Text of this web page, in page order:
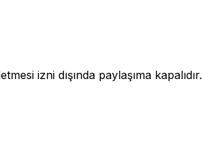
izni dışında paylaşıma kapalıdır.